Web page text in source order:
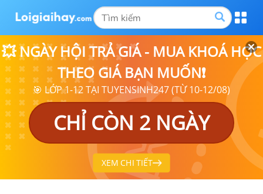
💥 NGÀY HỘI TRẢ GIÁ - MUA KHOÁ HỌC
THEO GIÁ BẠN MUỐN❗
🎯 LỚP 1-12 TẠI TUYENSINH247 (TỪ 10-12/08)
CHỈ CÒN 2 NGÀY
XEM CHI TIẾT